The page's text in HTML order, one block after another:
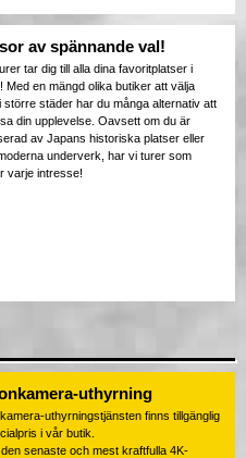
av spännande val!
tar dig till alla dina favoritplatser i
Med en mängd olika butiker att välja
större städer har du många alternativ att
din upplevelse. Oavsett om du är
av Japans historiska platser eller
underverk, har vi turer som
varje intresse!
uthyrning
uthyrningstjänsten finns tillgänglig
i vår butik.
senaste och mest kraftfulla 4K-